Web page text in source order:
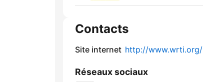
Contacts
Site internet http://www.wrti.org/
Réseaux sociaux